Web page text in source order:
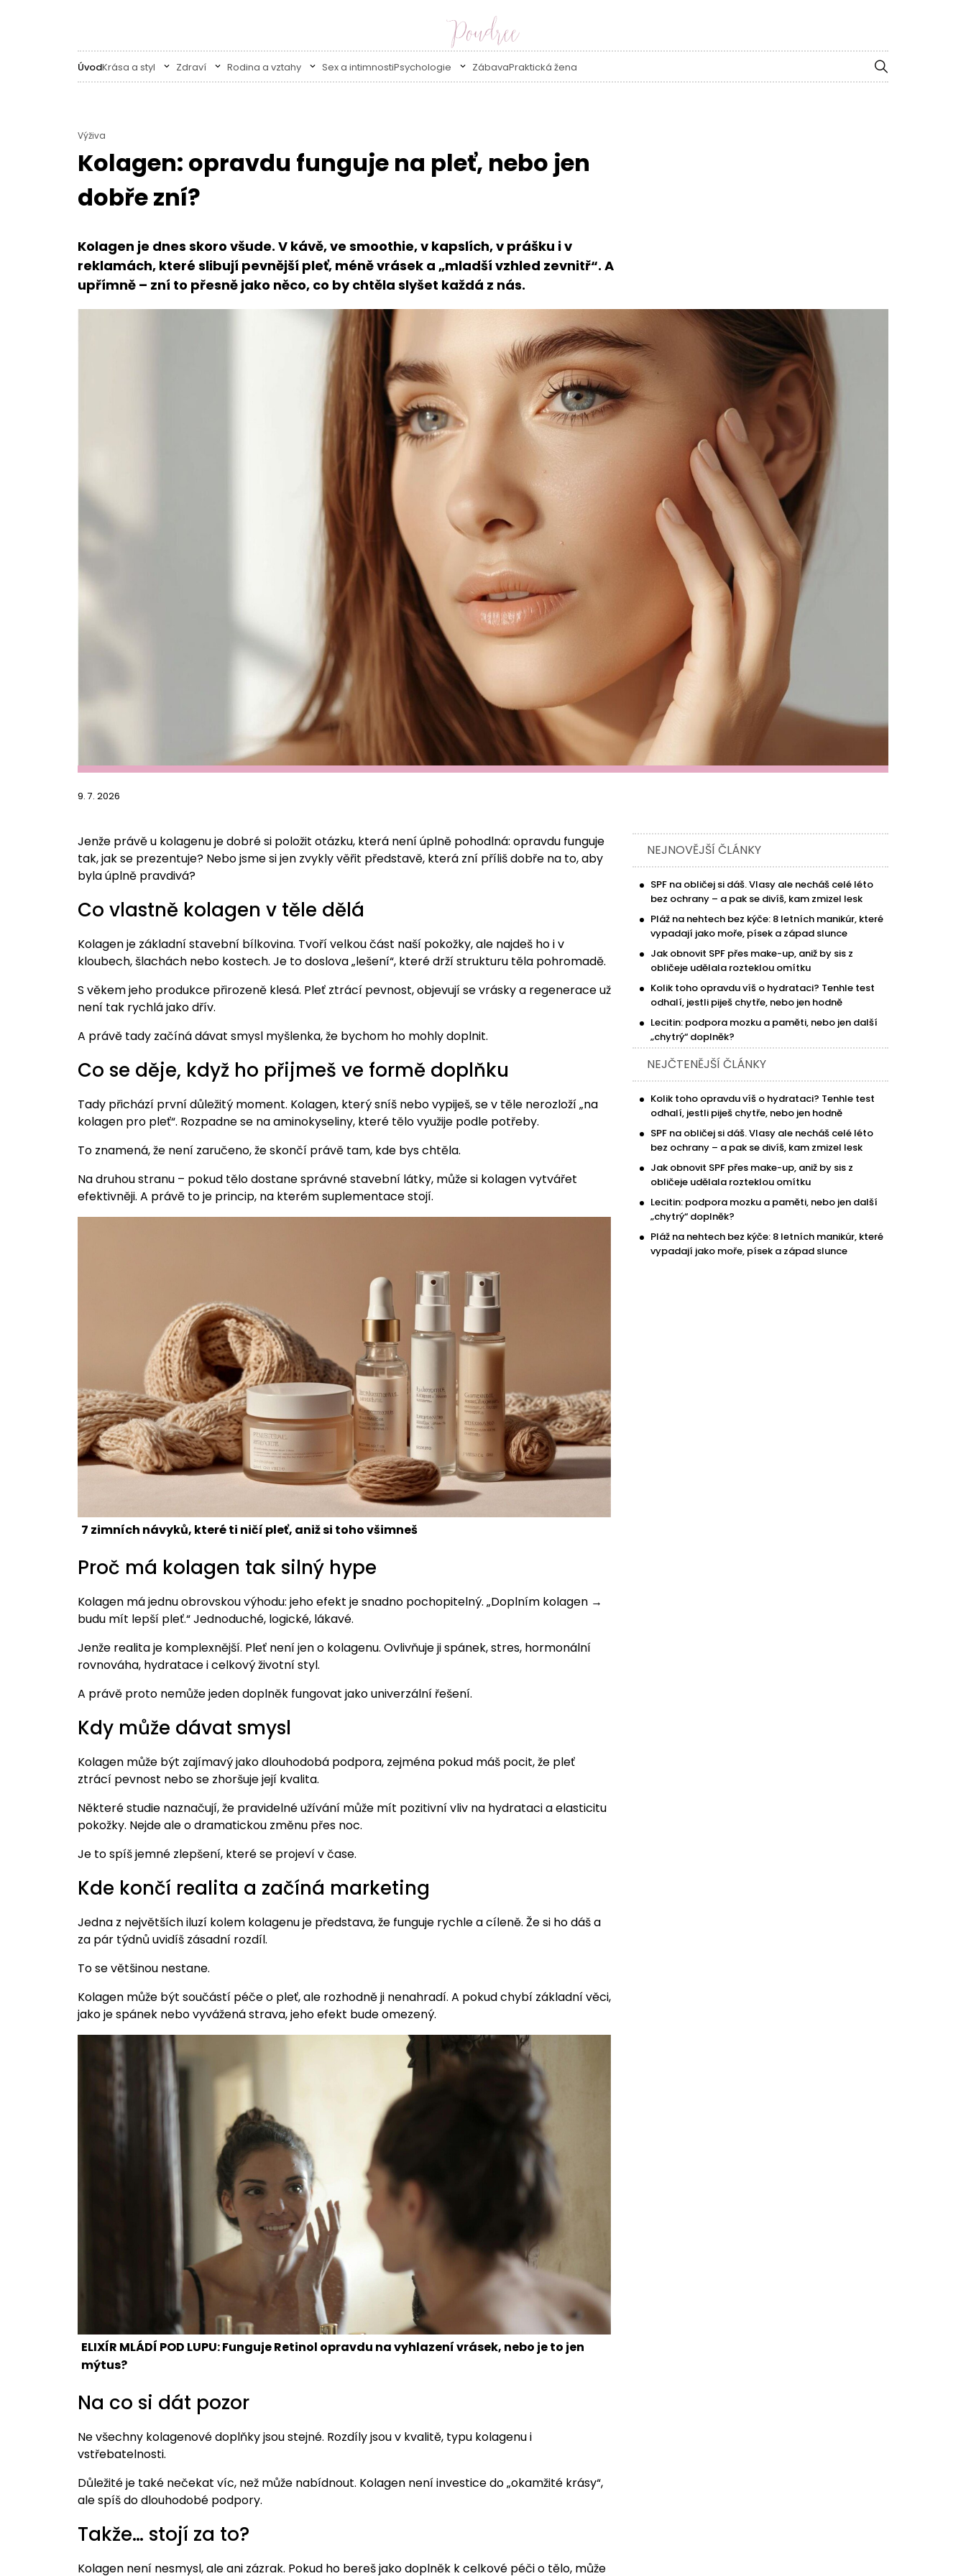
ÚvodKrása a styl Zdraví Rodina a vztahy Sex a intimnostiPsychologie ZábavaPraktická žena
Výživa
Kolagen: opravdu funguje na pleť, nebo jen
dobře zní?
Kolagen je dnes skoro všude. V kávě, ve smoothie, v kapslích, v prášku i v
reklamách, které slibují pevnější pleť, méně vrásek a „mladší vzhled zevnitř“. A
upřímně – zní to přesně jako něco, co by chtěla slyšet každá z nás.
9. 7. 2026
Jenže právě u kolagenu je dobré si položit otázku, která není úplně pohodlná: opravdu funguje
tak, jak se prezentuje? Nebo jsme si jen zvykly věřit představě, která zní příliš dobře na to, aby
byla úplně pravdivá?
Co vlastně kolagen v těle dělá
Kolagen je základní stavební bílkovina. Tvoří velkou část naší pokožky, ale najdeš ho i v
kloubech, šlachách nebo kostech. Je to doslova „lešení“, které drží strukturu těla pohromadě.
S věkem jeho produkce přirozeně klesá. Pleť ztrácí pevnost, objevují se vrásky a regenerace už
není tak rychlá jako dřív.
A právě tady začíná dávat smysl myšlenka, že bychom ho mohly doplnit.
Co se děje, když ho přijmeš ve formě doplňku
Tady přichází první důležitý moment. Kolagen, který sníš nebo vypiješ, se v těle nerozloží „na
kolagen pro pleť“. Rozpadne se na aminokyseliny, které tělo využije podle potřeby.
To znamená, že není zaručeno, že skončí právě tam, kde bys chtěla.
Na druhou stranu – pokud tělo dostane správné stavební látky, může si kolagen vytvářet
efektivněji. A právě to je princip, na kterém suplementace stojí.
7 zimních návyků, které ti ničí pleť, aniž si toho všimneš
Proč má kolagen tak silný hype
Kolagen má jednu obrovskou výhodu: jeho efekt je snadno pochopitelný. „Doplním kolagen →
budu mít lepší pleť.“ Jednoduché, logické, lákavé.
Jenže realita je komplexnější. Pleť není jen o kolagenu. Ovlivňuje ji spánek, stres, hormonální
rovnováha, hydratace i celkový životní styl.
A právě proto nemůže jeden doplněk fungovat jako univerzální řešení.
Kdy může dávat smysl
Kolagen může být zajímavý jako dlouhodobá podpora, zejména pokud máš pocit, že pleť
ztrácí pevnost nebo se zhoršuje její kvalita.
Některé studie naznačují, že pravidelné užívání může mít pozitivní vliv na hydrataci a elasticitu
pokožky. Nejde ale o dramatickou změnu přes noc.
Je to spíš jemné zlepšení, které se projeví v čase.
Kde končí realita a začíná marketing
Jedna z největších iluzí kolem kolagenu je představa, že funguje rychle a cíleně. Že si ho dáš a
za pár týdnů uvidíš zásadní rozdíl.
To se většinou nestane.
Kolagen může být součástí péče o pleť, ale rozhodně ji nenahradí. A pokud chybí základní věci,
jako je spánek nebo vyvážená strava, jeho efekt bude omezený.
ELIXÍR MLÁDÍ POD LUPU: Funguje Retinol opravdu na vyhlazení vrásek, nebo je to jen
mýtus?
Na co si dát pozor
Ne všechny kolagenové doplňky jsou stejné. Rozdíly jsou v kvalitě, typu kolagenu i
vstřebatelnosti.
Důležité je také nečekat víc, než může nabídnout. Kolagen není investice do „okamžité krásy“,
ale spíš do dlouhodobé podpory.
Takže… stojí za to?
Kolagen není nesmysl, ale ani zázrak. Pokud ho bereš jako doplněk k celkové péči o tělo, může
NEJNOVĚJŠÍ ČLÁNKY
SPF na obličej si dáš. Vlasy ale necháš celé léto
bez ochrany – a pak se divíš, kam zmizel lesk
Pláž na nehtech bez kýče: 8 letních manikúr, které
vypadají jako moře, písek a západ slunce
Jak obnovit SPF přes make-up, aniž by sis z
obličeje udělala rozteklou omítku
Kolik toho opravdu víš o hydrataci? Tenhle test
odhalí, jestli piješ chytře, nebo jen hodně
Lecitin: podpora mozku a paměti, nebo jen další
„chytrý“ doplněk?
NEJČTENĚJŠÍ ČLÁNKY
Kolik toho opravdu víš o hydrataci? Tenhle test
odhalí, jestli piješ chytře, nebo jen hodně
SPF na obličej si dáš. Vlasy ale necháš celé léto
bez ochrany – a pak se divíš, kam zmizel lesk
Jak obnovit SPF přes make-up, aniž by sis z
obličeje udělala rozteklou omítku
Lecitin: podpora mozku a paměti, nebo jen další
„chytrý“ doplněk?
Pláž na nehtech bez kýče: 8 letních manikúr, které
vypadají jako moře, písek a západ slunce